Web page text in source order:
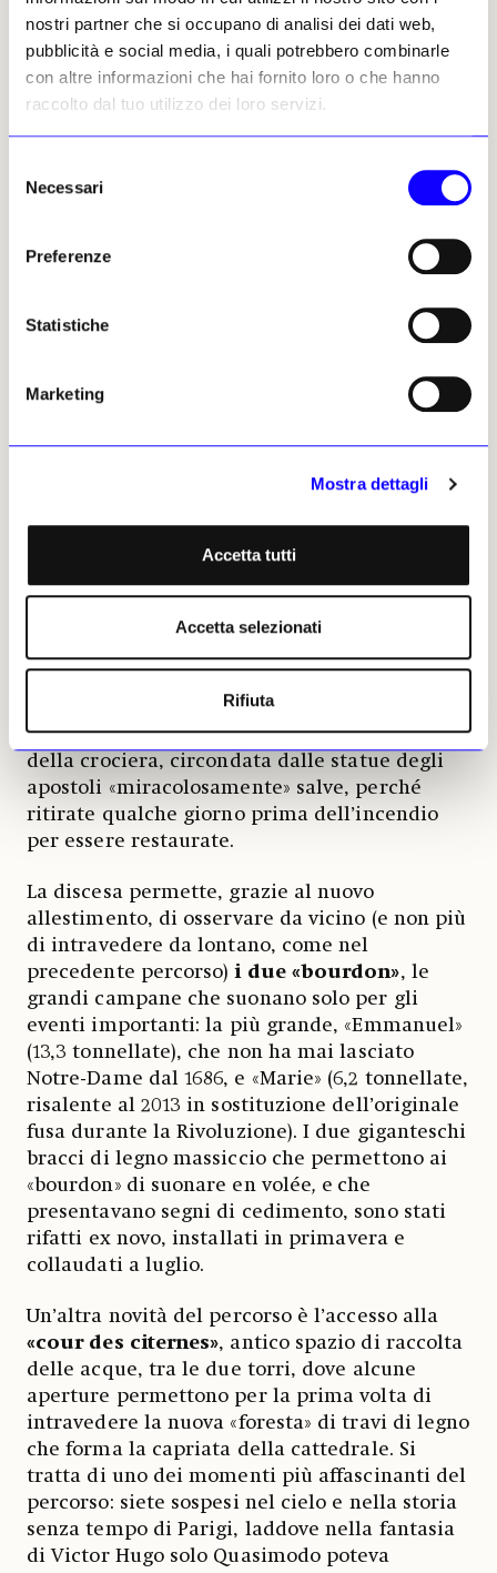
nostri partner che si occupano di analisi dei dati web,
pubblicità e social media, i quali potrebbero combinarle
con altre informazioni che hai fornito loro o che hanno
raccolto dal tuo utilizzo dei loro servizi.
delNecessari
Preferenze
Statistiche
Marketing
Mostra dettagli
Accetta tutti
Accetta selezionati
Rifiuta
La sala dei Quadrilobi, cattedrale di Notre-Dame di Parigi. © David Bordes-
Da qui si entra nello scalone di legno che
vista privilegiata sulla città
Nord e sulla guglia, che si innalza al centro
della crociera, circondata dalle statue degli
apostoli «miracolosamente» salve, perché
ritirate qualche giorno prima dell’incendio
per essere restaurate.
La discesa permette, grazie al nuovo
allestimento, di osservare da vicino (e non più
di intravedere da lontano, come nel
precedente percorso)i due «bourdon», le
grandi campane che suonano solo per gli
eventi importanti: la più grande, «Emmanuel»
(13,3 tonnellate), che non ha mai lasciato
Notre-Dame dal 1686, e «Marie» (6,2 tonnellate,
risalente al 2013 in sostituzione dell’originale
fusa durante la Rivoluzione). I due giganteschi
bracci di legno massiccio che permettono ai
«bourdon» di suonare en volée, e che
presentavano segni di cedimento, sono stati
rifatti ex novo, installati in primavera e
collaudati a luglio.
Un’altra novità del percorso è l’accesso alla
«cour des citernes», antico spazio di raccolta
delle acque, tra le due torri, dove alcune
aperture permettono per la prima volta di
intravedere la nuova «foresta» di travi di legno
che forma la capriata della cattedrale. Si
tratta di uno dei momenti più affascinanti del
percorso: siete sospesi nel cielo e nella storia
senza tempo di Parigi, laddove nella fantasia
di Victor Hugo solo Quasimodo poteva